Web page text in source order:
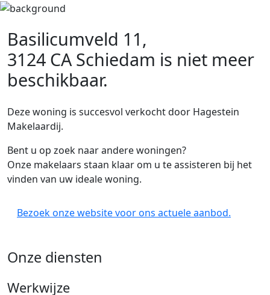
Basilicumveld 11,
3124 CA Schiedam is niet meer
beschikbaar.
Deze woning is succesvol verkocht door Hagestein
Makelaardij.
Bent u op zoek naar andere woningen?
Onze makelaars staan klaar om u te assisteren bij het
vinden van uw ideale woning.
Bezoek onze website voor ons actuele aanbod.
Onze diensten
Werkwijze